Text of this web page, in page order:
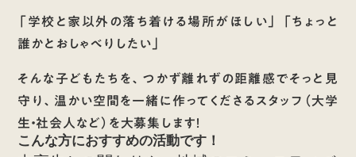
「学校と家以外の落ち着ける場所がほしい」 「ちょっと
誰かとおしゃべりしたい」
そんな子どもたちを、つかず離れずの距離感でそっと見
守り、温かい空間を一緒に作ってくださるスタッフ（大学
生・社会人など）を大募集します！
こんな方におすすめの活動です！